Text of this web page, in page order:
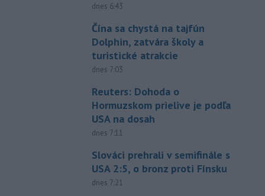
dnes 6:43
Čína sa chystá na tajfún
Dolphin, zatvára školy a
turistické atrakcie
dnes 7:03
Reuters: Dohoda o
Hormuzskom prielive je podľa
USA na dosah
dnes 7:11
Slováci prehrali v semifinále s
USA 2:5, o bronz proti Fínsku
dnes 7:21